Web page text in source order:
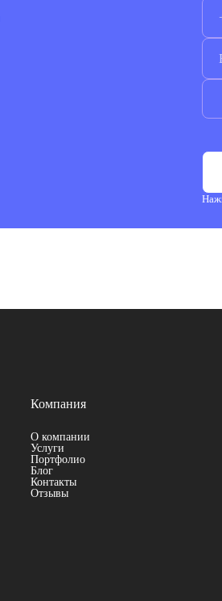
Компания
О компании
Услуги
Портфолио
Блог
Контакты
Отзывы